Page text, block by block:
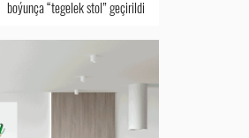
boýunça “tegelek stol” geçirildi